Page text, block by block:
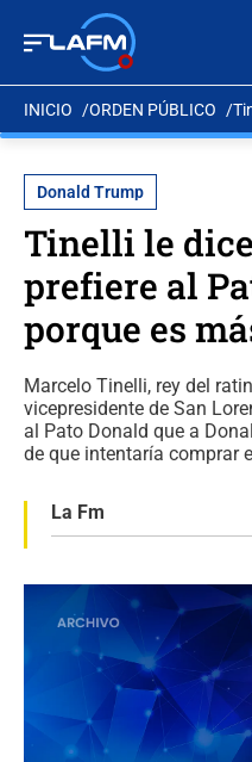
INICIO ORDEN PÚBLICO
Donald Trump
Tinelli le
prefiere al
porque es
Marcelo Tinelli, rey del
vicepresidente de San
al Pato Donald que a
de que intentaría comprar
La Fm